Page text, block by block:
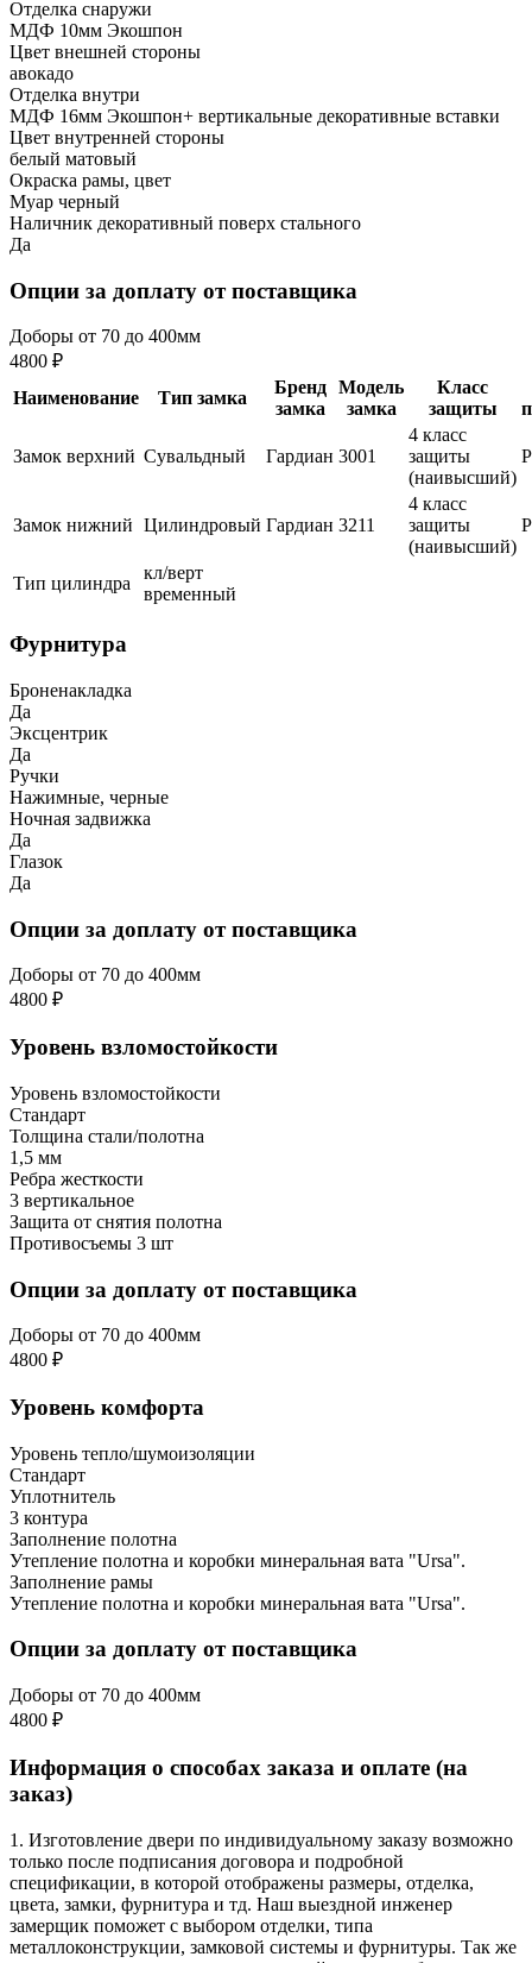
Отделка снаружи
МДФ 10мм Экошпон
Цвет внешней стороны
авокадо
Отделка внутри
МДФ 16мм Экошпон+ вертикальные декоративные вставки
Цвет внутренней стороны
белый матовый
Окраска рамы, цвет
Муар черный
Наличник декоративный поверх стального
Да
Опции за доплату от поставщика
Доборы от 70 до 400мм
4800 ₽
Наименование
Тип замка
Бренд
замка
Модель
замка
Класс
защиты
Замок верхний Сувальдный Гардиан 3001
4 класс
защиты
(наивысший)
Замок нижний Цилиндровый Гардиан 3211
4 класс
защиты
(наивысший)
Тип цилиндра
кл/верт
временный
Фурнитура
Броненакладка
Да
Эксцентрик
Да
Ручки
Нажимные, черные
Ночная задвижка
Да
Глазок
Да
Опции за доплату от поставщика
Доборы от 70 до 400мм
4800 ₽
Уровень взломостойкости
Уровень взломостойкости
Стандарт
Толщина стали/полотна
1,5 мм
Ребра жесткости
3 вертикальное
Защита от снятия полотна
Противосъемы 3 шт
Опции за доплату от поставщика
Доборы от 70 до 400мм
4800 ₽
Уровень комфорта
Уровень тепло/шумоизоляции
Стандарт
Уплотнитель
3 контура
Заполнение полотна
Утепление полотна и коробки минеральная вата "Ursa".
Заполнение рамы
Утепление полотна и коробки минеральная вата "Ursa".
Опции за доплату от поставщика
Доборы от 70 до 400мм
4800 ₽
Информация о способах заказа и оплате (на
заказ)
1. Изготовление двери по индивидуальному заказу возможно
только после подписания договора и подробной
спецификации, в которой отображены размеры, отделка,
цвета, замки, фурнитура и тд. Наш выездной инженер
замерщик поможет с выбором отделки, типа
металлоконструкции, замковой системы и фурнитуры. Так же